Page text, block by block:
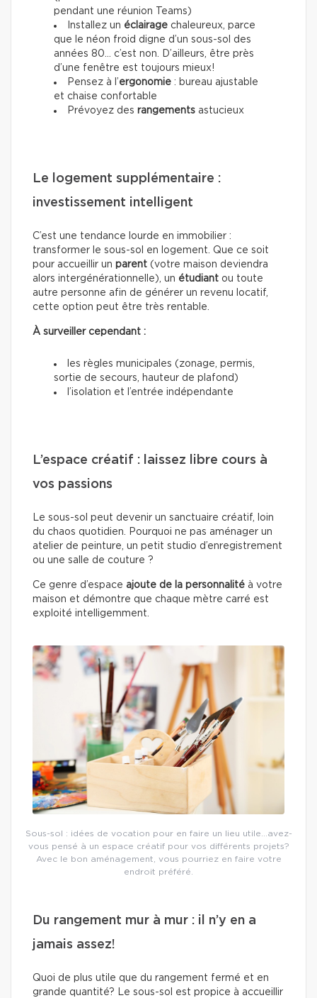
pendant une réunion Teams)
Installez un éclairage chaleureux, parce
que le néon froid digne d’un sous-sol des
années 80… c’est non. D’ailleurs, être près
d’une fenêtre est toujours mieux!
Pensez à l’ergonomie : bureau ajustable
et chaise confortable
Prévoyez des rangements astucieux
Le logement supplémentaire :
investissement intelligent
C’est une tendance lourde en immobilier :
transformer le sous-sol en logement. Que ce soit
pour accueillir un parent (votre maison deviendra
alors intergénérationnelle), un étudiant ou toute
autre personne afin de générer un revenu locatif,
cette option peut être très rentable.
À surveiller cependant :
les règles municipales (zonage, permis,
sortie de secours, hauteur de plafond)
l’isolation et l’entrée indépendante
L’espace créatif : laissez libre cours à
vos passions
Le sous-sol peut devenir un sanctuaire créatif, loin
du chaos quotidien. Pourquoi ne pas aménager un
atelier de peinture, un petit studio d’enregistrement
ou une salle de couture ?
Ce genre d’espace ajoute de la personnalité à votre
maison et démontre que chaque mètre carré est
exploité intelligemment.
Sous-sol : idées de vocation pour en faire un lieu utile…avez-
vous pensé à un espace créatif pour vos différents projets?
Avec le bon aménagement, vous pourriez en faire votre
endroit préféré.
Du rangement mur à mur : il n’y en a
jamais assez!
Quoi de plus utile que du rangement fermé et en
grande quantité? Le sous-sol est propice à accueillir